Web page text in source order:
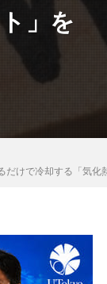
」を
けで冷却する「気